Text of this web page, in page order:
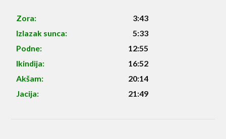
Zora:
3:43
Izlazak sunca:
5:33
Podne:
12:55
Ikindija:
16:52
Akšam:
20:14
Jacija:
21:49